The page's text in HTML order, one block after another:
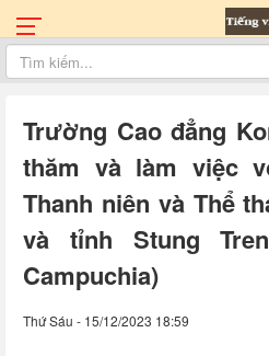
Trường Cao đẳng
thăm và làm việc
Thanh niên và Thể
và tỉnh Stung
Campuchia)
Thứ Sáu - 15/12/2023 18:59